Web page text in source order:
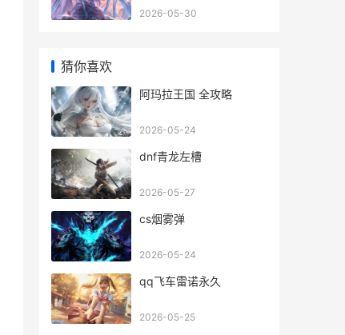
用
2026-05-30
猜你喜欢
阿玛拉王国 全攻略
2026-05-24
dnf青龙左槽
2026-05-27
cs烟雾弹
2026-05-24
qq飞车雷诺永久
2026-05-25